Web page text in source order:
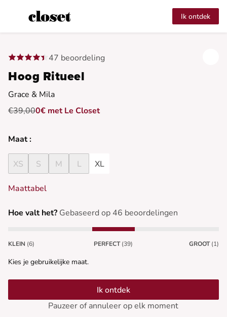
Ik ontdek
47 beoordeling
Hoog Ritueel
Grace & Mila
€39,000€ met Le Closet
Maat :
XS S M L XL
Maattabel
Hoe valt het? Gebaseerd op 46 beoordelingen
KLEIN (6) PERFECT (39) GROOT (1)
Kies je gebruikelijke maat.
Ik ontdek
Pauzeer of annuleer op elk moment